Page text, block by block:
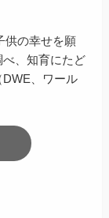
供の幸せを願
、知育にたど
、ワール